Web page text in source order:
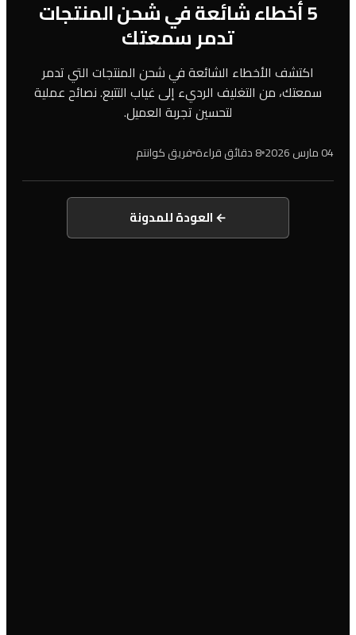
5 أخطاء شائعة في شحن المنتجات
تدمر سمعتك
اكتشف الأخطاء الشائعة في شحن المنتجات التي تدمر
سمعتك، من التغليف الرديء إلى غياب التتبع. نصائح عملية
لتحسين تجربة العميل.
04 مارس 2026 8 دقائق قراءة فريق كوانتم
← العودة للمدونة